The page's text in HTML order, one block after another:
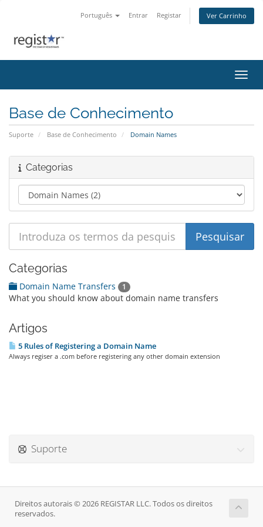
Português Entrar Registar Ver Carrinho
Base de Conhecimento
Suporte Base de Conhecimento Domain Names
Categorias
Categorias
Domain Name Transfers 1
What you should know about domain name transfers
Artigos
5 Rules of Registering a Domain Name
Always regiser a .com before registering any other domain extension
Suporte
Direitos autorais © 2026 REGISTAR LLC. Todos os direitos
reservados.